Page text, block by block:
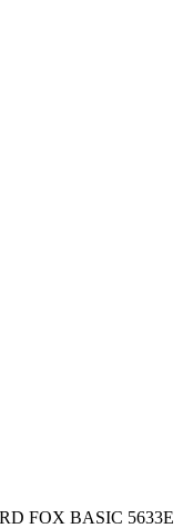
FOX BASIC 5633Е